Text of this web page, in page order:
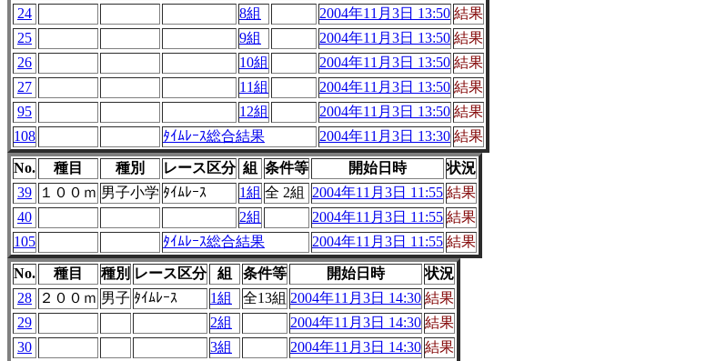
24
8組 2004年11月3日 13:50 結果
25
9組 2004年11月3日 13:50 結果
26
10組 2004年11月3日 13:50 結果
27
11組 2004年11月3日 13:50 結果
95
12組 2004年11月3日 13:50 結果
108
ﾀｲﾑﾚｰｽ総合結果 2004年11月3日 13:30 結果
No. 種目 種別 レース区分 組 条件等 開始日時
状況
39
１００ｍ 男子小学 ﾀｲﾑﾚｰｽ 1組 全 2組 2004年11月3日 11:55 結果
40
2組 2004年11月3日 11:55 結果
105
ﾀｲﾑﾚｰｽ総合結果 2004年11月3日 11:55 結果
No. 種目 種別 レース区分 組 条件等 開始日時
状況
28
２００ｍ 男子 ﾀｲﾑﾚｰｽ 1組 全13組 2004年11月3日 14:30 結果
29
2組 2004年11月3日 14:30 結果
30
3組 2004年11月3日 14:30 結果